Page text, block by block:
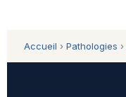
Accueil › Pathologies ›